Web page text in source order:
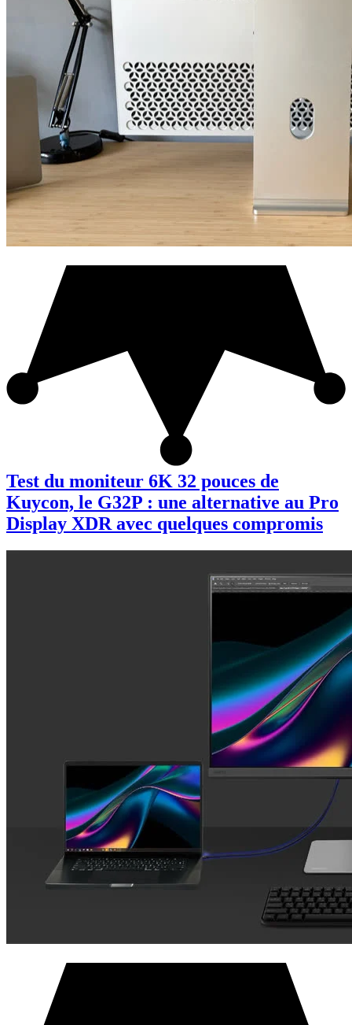
Test du moniteur 6K 32 pouces de
Kuycon, le G32P : une alternative au Pro
Display XDR avec quelques compromis